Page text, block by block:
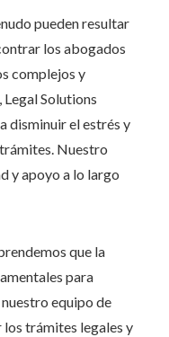
pueden resultar
los abogados
complejos y
Solutions
disminuir el estrés y
Nuestro
y apoyo a lo largo
que la
para
equipo de
trámites legales y